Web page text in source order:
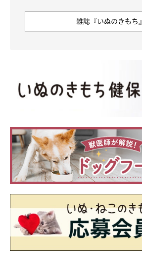
雑誌『いぬのきもち』